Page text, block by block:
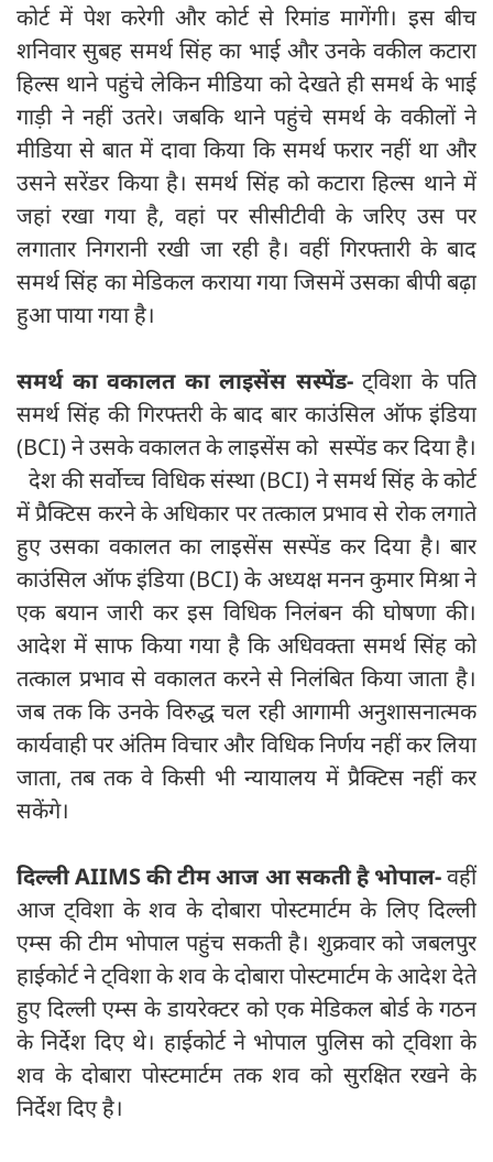
कोर्ट में पेश करेगी और कोर्ट से रिमांड मागेंगी। इस बीच
शनिवार सुबह समर्थ सिंह का भाई और उनके वकील कटारा
हिल्स थाने पहुंचे लेकिन मीडिया को देखते ही समर्थ के भाई
गाड़ी ने नहीं उतरे। जबकि थाने पहुंचे समर्थ के वकीलों ने
मीडिया से बात में दावा किया कि समर्थ फरार नहीं था और
उसने सरेंडर किया है। समर्थ सिंह को कटारा हिल्स थाने में
जहां रखा गया है, वहां पर सीसीटीवी के जरिए उस पर
लगातार निगरानी रखी जा रही है। वहीं गिरफ्तारी के बाद
समर्थ सिंह का मेडिकल कराया गया जिसमें उसका बीपी बढ़ा
हुआ पाया गया है।
समर्थ का वकालत का लाइसेंस सस्पेंड- ट्विशा के पति
समर्थ सिंह की गिरफ्तरी के बाद बार काउंसिल ऑफ इंडिया
(BCI) ने उसके वकालत के लाइसेंस को सस्पेंड कर दिया है।
देश की सर्वोच्च विधिक संस्था (BCI) ने समर्थ सिंह के कोर्ट
में प्रैक्टिस करने के अधिकार पर तत्काल प्रभाव से रोक लगाते
हुए उसका वकालत का लाइसेंस सस्पेंड कर दिया है। बार
काउंसिल ऑफ इंडिया (BCI) के अध्यक्ष मनन कुमार मिश्रा ने
एक बयान जारी कर इस विधिक निलंबन की घोषणा की।
आदेश में साफ किया गया है कि अधिवक्ता समर्थ सिंह को
तत्काल प्रभाव से वकालत करने से निलंबित किया जाता है।
जब तक कि उनके विरुद्ध चल रही आगामी अनुशासनात्मक
कार्यवाही पर अंतिम विचार और विधिक निर्णय नहीं कर लिया
जाता, तब तक वे किसी भी न्यायालय में प्रैक्टिस नहीं कर
सकेंगे।
दिल्ली AIIMS की टीम आज आ सकती है भोपाल-वहीं
आज ट्विशा के शव के दोबारा पोस्टमार्टम के लिए दिल्ली
एम्स की टीम भोपाल पहुंच सकती है। शुक्रवार को जबलपुर
हाईकोर्ट ने ट्विशा के शव के दोबारा पोस्टमार्टम के आदेश देते
हुए दिल्ली एम्स के डायरेक्टर को एक मेडिकल बोर्ड के गठन
के निर्देश दिए थे। हाईकोर्ट ने भोपाल पुलिस को ट्विशा के
शव के दोबारा पोस्टमार्टम तक शव को सुरक्षित रखने के
निर्देश दिए है।